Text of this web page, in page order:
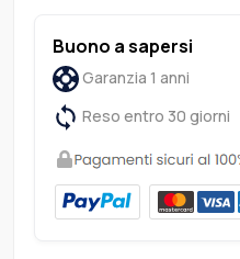
Buono a sapersi
Garanzia 1 anni
Reso entro 30 giorni